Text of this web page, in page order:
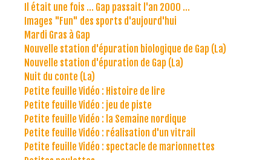
Il était une fois ... Gap passait l'an 2000 ...
Images "Fun" des sports d'aujourd'hui
Mardi Gras à Gap
Nouvelle station d'épuration biologique de Gap (La)
Nouvelle station d'épuration de Gap (La)
Nuit du conte (La)
Petite feuille Vidéo : Histoire de lire
Petite feuille Vidéo : jeu de piste
Petite feuille Vidéo : la Semaine nordique
Petite feuille Vidéo : réalisation d'un vitrail
Petite feuille Vidéo : spectacle de marionnettes